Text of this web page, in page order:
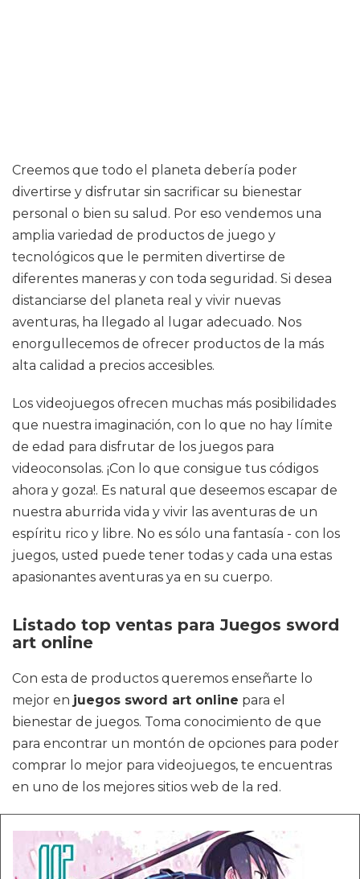
Creemos que todo el planeta debería poder
divertirse y disfrutar sin sacrificar su bienestar
personal o bien su salud. Por eso vendemos una
amplia variedad de productos de juego y
tecnológicos que le permiten divertirse de
diferentes maneras y con toda seguridad. Si desea
distanciarse del planeta real y vivir nuevas
aventuras, ha llegado al lugar adecuado. Nos
enorgullecemos de ofrecer productos de la más
alta calidad a precios accesibles.
Los videojuegos ofrecen muchas más posibilidades
que nuestra imaginación, con lo que no hay límite
de edad para disfrutar de los juegos para
videoconsolas. ¡Con lo que consigue tus códigos
ahora y goza!. Es natural que deseemos escapar de
nuestra aburrida vida y vivir las aventuras de un
espíritu rico y libre. No es sólo una fantasía - con los
juegos, usted puede tener todas y cada una estas
apasionantes aventuras ya en su cuerpo.
Listado top ventas para Juegos sword
art online
Con esta de productos queremos enseñarte lo
mejor en juegos sword art online para el
bienestar de juegos. Toma conocimiento de que
para encontrar un montón de opciones para poder
comprar lo mejor para videojuegos, te encuentras
en uno de los mejores sitios web de la red.